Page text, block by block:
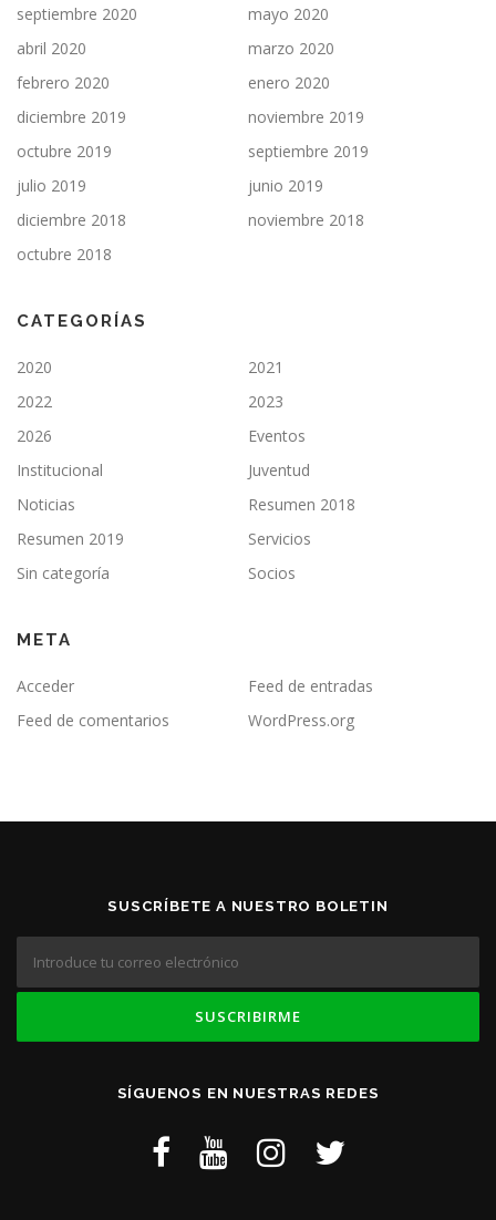
septiembre 2020
mayo 2020
abril 2020
marzo 2020
febrero 2020
enero 2020
diciembre 2019
noviembre 2019
octubre 2019
septiembre 2019
julio 2019
junio 2019
diciembre 2018
noviembre 2018
octubre 2018
CATEGORÍAS
2020
2021
2022
2023
2026
Eventos
Institucional
Juventud
Noticias
Resumen 2018
Resumen 2019
Servicios
Sin categoría
Socios
META
Acceder
Feed de entradas
Feed de comentarios
WordPress.org
SUSCRÍBETE A NUESTRO BOLETIN
SÍGUENOS EN NUESTRAS REDES